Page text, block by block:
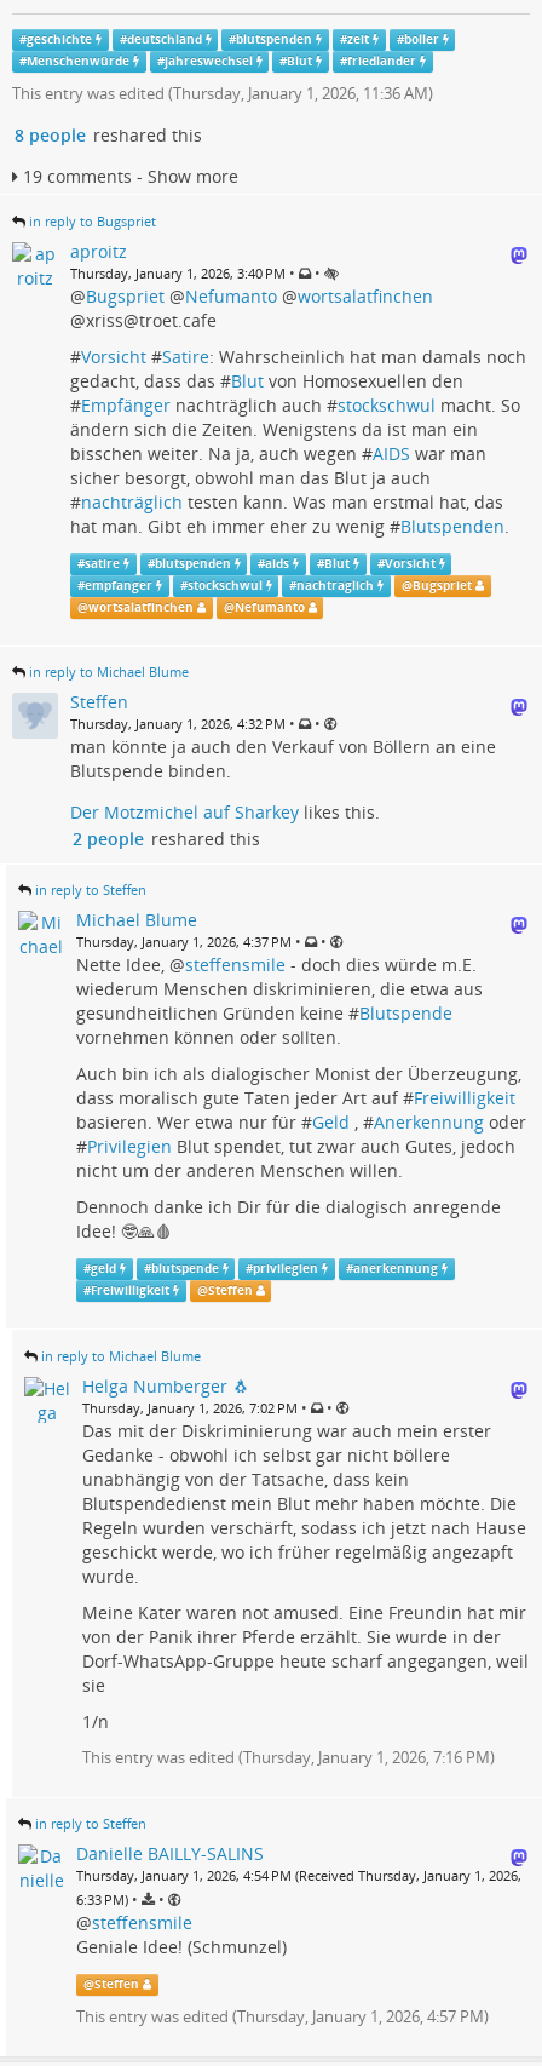
#geschichte #deutschland #blutspenden #zeit #boller
#Menschenwürde #jahreswechsel #Blut #friedlander
This entry was edited (Thursday, January 1, 2026, 11:36 AM)
8 people reshared this
19 comments - Show more
in reply to Bugspriet
aproitz
Thursday, January 1, 2026, 3:40 PM • •
@Bugspriet @Nefumanto @wortsalatfinchen
@xriss@troet.cafe
#Vorsicht #Satire: Wahrscheinlich hat man damals noch
gedacht, dass das #Blut von Homosexuellen den
#Empfänger nachträglich auch #stockschwul macht. So
ändern sich die Zeiten. Wenigstens da ist man ein
bisschen weiter. Na ja, auch wegen #AIDS war man
sicher besorgt, obwohl man das Blut ja auch
#nachträglich testen kann. Was man erstmal hat, das
hat man. Gibt eh immer eher zu wenig #Blutspenden
#satire #blutspenden #aids #Blut #Vorsicht
#empfanger #stockschwul #nachtraglich @Bugspriet
@wortsalatfinchen @Nefumanto
in reply to Michael Blume
Steffen
Thursday, January 1, 2026, 4:32 PM • •
man könnte ja auch den Verkauf von Böllern an eine
Blutspende binden.
Der Motzmichel auf Sharkey likes this.
2 people reshared this
in reply to Steffen
Michael Blume
Thursday, January 1, 2026, 4:37 PM • •
Nette Idee, @steffensmile - doch dies würde m.E.
wiederum Menschen diskriminieren, die etwa aus
gesundheitlichen Gründen keine #Blutspende
vornehmen können oder sollten.
Auch bin ich als dialogischer Monist der Überzeugung,
dass moralisch gute Taten jeder Art auf #Freiwilligkeit
basieren. Wer etwa nur für #Geld , #Anerkennung oder
#Privilegien Blut spendet, tut zwar auch Gutes, jedoch
nicht um der anderen Menschen willen.
Dennoch danke ich Dir für die dialogisch anregende
Idee! 🤓🙏🩸
#geld #blutspende #privilegien #anerkennung
#Freiwilligkeit @Steffen
in reply to Michael Blume
Helga Numberger 🐧
Thursday, January 1, 2026, 7:02 PM • •
Das mit der Diskriminierung war auch mein erster
Gedanke - obwohl ich selbst gar nicht böllere
unabhängig von der Tatsache, dass kein
Blutspendedienst mein Blut mehr haben möchte. Die
Regeln wurden verschärft, sodass ich jetzt nach Hause
geschickt werde, wo ich früher regelmäßig angezapft
wurde.
Meine Kater waren not amused. Eine Freundin hat mir
von der Panik ihrer Pferde erzählt. Sie wurde in der
Dorf-WhatsApp-Gruppe heute scharf angegangen, weil
sie
1/n
This entry was edited (Thursday, January 1, 2026, 7:16 PM)
in reply to Steffen
Danielle BAILLY-SALINS
Thursday, January 1, 2026, 4:54 PM (Received Thursday, January 1, 2026,
6:33 PM) • •
@steffensmile
Geniale Idee! (Schmunzel)
@Steffen
This entry was edited (Thursday, January 1, 2026, 4:57 PM)